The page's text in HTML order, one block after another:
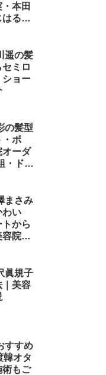
本田
る・
遥の髪
ミロ
ショー
の髪型
・ボ
オーダ
・ドラ
まさみ
わい
から
院で
眞規子
｜美容
すすめ
韓オタ
術もご